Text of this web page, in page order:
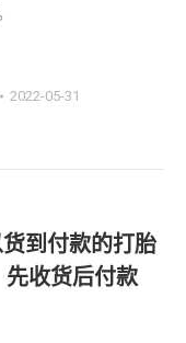
2022-05-31
到付款的打胎
收货后付款